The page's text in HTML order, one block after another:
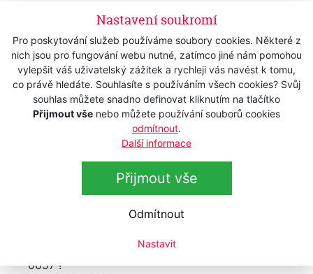
Nastavení soukromí
Pro poskytování služeb používáme soubory cookies. Některé z
nich jsou pro fungování webu nutné, zatímco jiné nám pomohou
vylepšit váš uživatelský zážitek a rychleji vás navést k tomu,
co právě hledáte. Souhlasíte s používáním všech cookies? Svůj
souhlas můžete snadno definovat kliknutím na tlačítko
Přijmout vše nebo můžete používání souborů cookies
odmítnout.
Další informace
Přijmout vše
Odmítnout
Nastavit
Euro 6000
---síťový transformátor pro akumulátorové
střihací strojky MOSER a WAHL ---
Pro modely MOSER :
Li+Pro 1884
Li+Pro2 mini 1588
Li+Pro mini 1584
ChromStyle 1871 : ! pouze pro modely 1871/ -0055,
-0057 !